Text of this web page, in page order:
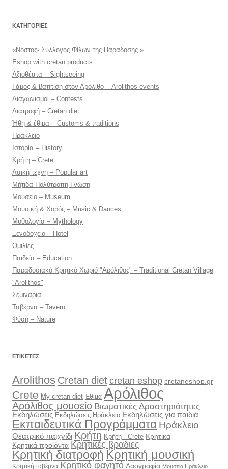
KΑΤΗΓΟΡΊΕΣ
«Νόστος- Σύλλογος Φίλων της Παράδοσης »
Eshop with cretan products
Αξιοθέατα – Sightseeing
Γάμος & βάπτιση στον Αρόλιθο – Arolithos events
Διαγωνισμοί – Contests
Διατροφή – Cretan diet
Ήθη & έθιμα – Customs & traditions
Ηράκλειο
Ιστορία – History
Κρήτη – Crete
Λαϊκή τέχνη – Popular art
Μήτιδα-Πολύτροπη Γνώση
Μουσείο – Museum
Μουσική & Χορός – Music & Dances
Μυθολογία – Mythology
Ξενοδοχείο – Hotel
Ομιλίες
Παιδεία – Education
Παραδοσιακό Κρητικό Χωριό "Αρόλιθος" – Traditional Cretan Village
"Arolithos"
Σεμινάρια
Ταβέρνα – Tavern
Φύση – Nature
ΕΤΙΚΈΤΕΣ
Arolithos Cretan dietcretan eshop cretaneshop.gr
Crete My cretan diet Έθιμα Αρόλιθος
Αρόλιθος μουσείο Βιωματικές Δραστηριότητες
Εκδηλώσεις Εκδηλώσεις Ηράκλειο Εκδηλώσεις για παιδιά
Εκπαιδευτικά Προγράμματα Ηράκλειο
Θεατρικό παιχνίδι Κρήτη Κρήτη - Crete Κρητικά
Κρητικά προϊόντα Κρητικές βραδιες
Κρητική διατροφή Κρητική μουσική
Κρητική ταβέρνα Κρητικό φαγητό Λαογραφία Μουσεία Ηράκλειο